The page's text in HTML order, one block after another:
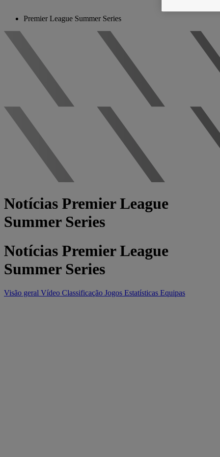
Premier League Summer Series
Notícias Premier League
Summer Series
Notícias Premier League
Summer Series
Visão geral Vídeo Classificação Jogos Estatísticas Equipas